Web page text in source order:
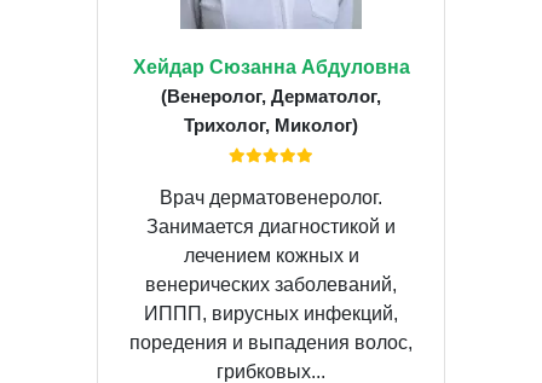
Хейдар Сюзанна Абдуловна
(Венеролог, Дерматолог,
Трихолог, Миколог)
Врач дерматовенеролог.
Занимается диагностикой и
лечением кожных и
венерических заболеваний,
ИППП, вирусных инфекций,
поредения и выпадения волос,
грибковых...